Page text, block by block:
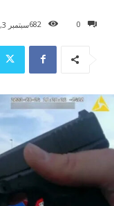
0
682سبتمبر 3, 2023